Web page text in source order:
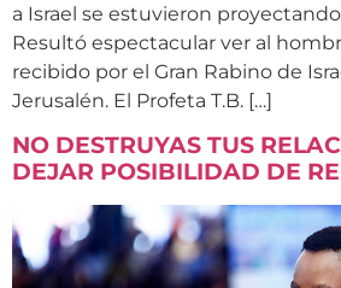
a Israel se estuvieron
Resultó espectacular ver al
recibido por el Gran Rabino de
Jerusalén. El Profeta T.B. […]
NO DESTRUYAS TUS
DEJAR POSIBILIDAD DE